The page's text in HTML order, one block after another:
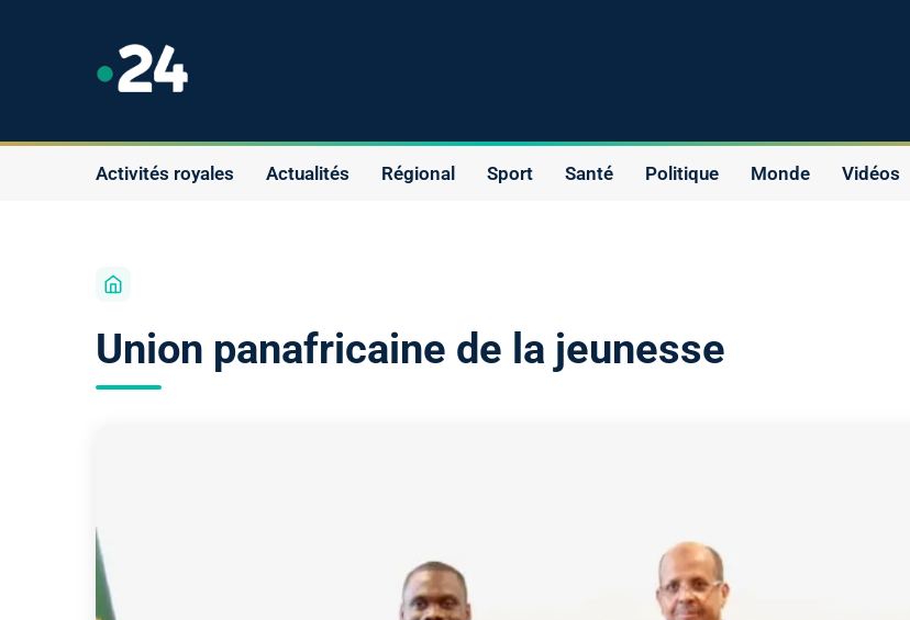
Activités royales Actualités Régional Sport Santé Politique Monde Vidéos
Union panafricaine de la jeunesse